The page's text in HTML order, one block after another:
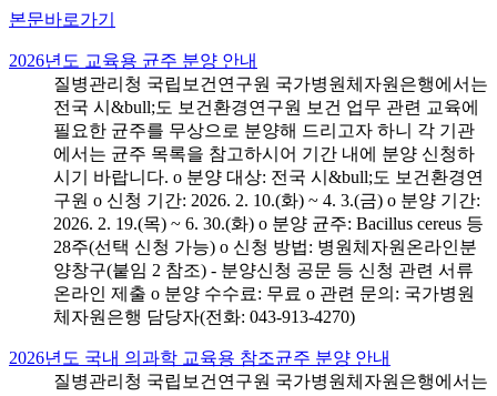
본문바로가기
2026년도 교육용 균주 분양 안내
질병관리청 국립보건연구원 국가병원체자원은행에서는
전국 시&bull;도 보건환경연구원 보건 업무 관련 교육에
필요한 균주를 무상으로 분양해 드리고자 하니 각 기관
에서는 균주 목록을 참고하시어 기간 내에 분양 신청하
시기 바랍니다. o 분양 대상: 전국 시&bull;도 보건환경연
구원 o 신청 기간: 2026. 2. 10.(화) ~ 4. 3.(금) o 분양 기간:
2026. 2. 19.(목) ~ 6. 30.(화) o 분양 균주: Bacillus cereus 등
28주(선택 신청 가능) o 신청 방법: 병원체자원온라인분
양창구(붙임 2 참조) - 분양신청 공문 등 신청 관련 서류
온라인 제출 o 분양 수수료: 무료 o 관련 문의: 국가병원
체자원은행 담당자(전화: 043-913-4270)
2026년도 국내 의과학 교육용 참조균주 분양 안내
질병관리청 국립보건연구원 국가병원체자원은행에서는